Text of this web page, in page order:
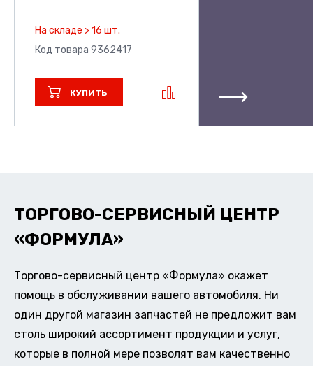
На складе > 16 шт.
Код товара 9362417
КУПИТЬ
ТОРГОВО-СЕРВИСНЫЙ ЦЕНТР
«ФОРМУЛА»
Торгово-сервисный центр «Формула» окажет
помощь в обслуживании вашего автомобиля. Ни
один другой магазин запчастей не предложит вам
столь широкий ассортимент продукции и услуг,
которые в полной мере позволят вам качественно